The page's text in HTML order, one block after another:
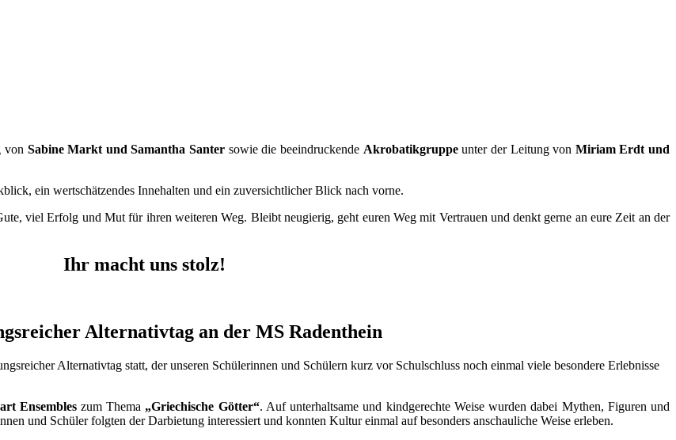
von Sabine Markt und Samantha Santer sowie die beeindruckende Akrobatikgruppeunter der Leitung von Miriam Erdt und
ein wertschätzendes Innehalten und ein zuversichtlicher Blick nach vorne.
viel Erfolg und Mut für ihren weiteren Weg. Bleibt neugierig, geht euren Weg mit Vertrauen und denkt gerne an eure Zeit an der
Ihr macht uns stolz!
Alternativtag an der MS Radenthein
Alternativtag statt, der unseren Schülerinnen und Schülern kurz vor Schulschluss noch einmal viele besondere Erlebnisse
Ensembleszum Thema „Griechische Götter“. Auf unterhaltsame und kindgerechte Weise wurden dabei Mythen, Figuren und
und Schüler folgten der Darbietung interessiert und konnten Kultur einmal auf besonders anschauliche Weise erleben.